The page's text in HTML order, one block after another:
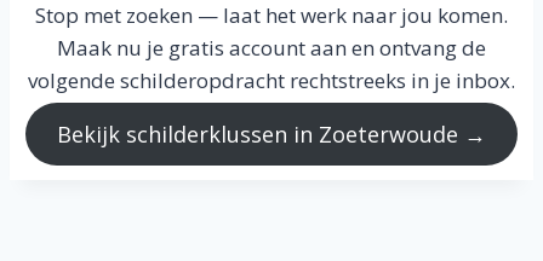
Stop met zoeken — laat het werk naar jou komen.
Maak nu je gratis account aan en ontvang de
volgende schilderopdracht rechtstreeks in je inbox.
Bekijk schilderklussen in Zoeterwoude →